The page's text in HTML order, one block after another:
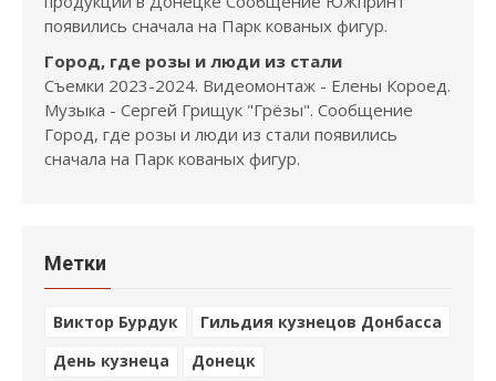
появились сначала на Парк кованых фигур.
Город, где розы и люди из стали
Съемки 2023-2024. Видеомонтаж - Елены Короед.
Музыка - Сергей Грищук "Грёзы". Сообщение
Город, где розы и люди из стали появились
сначала на Парк кованых фигур.
Метки
Виктор Бурдук
Гильдия кузнецов Донбасса
День кузнеца
Донецк